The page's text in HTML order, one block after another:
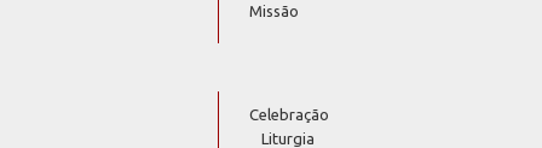
Missão
Celebração
Liturgia